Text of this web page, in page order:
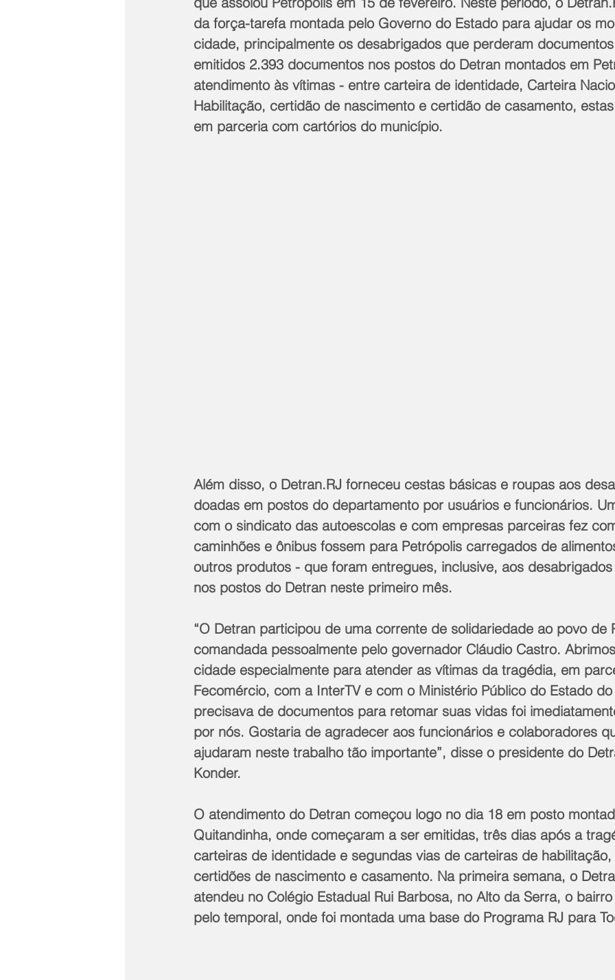
da força-tarefa montada pelo Governo do Estado para ajudar os
cidade, principalmente os desabrigados que perderam
emitidos 2.393 documentos nos postos do Detran montados em
atendimento às vítimas - entre carteira de identidade, Carteira
Habilitação, certidão de nascimento e certidão de casamento,
em parceria com cartórios do município.
Além disso, o Detran.RJ forneceu cestas básicas e roupas aos
doadas em postos do departamento por usuários e funcionários.
com o sindicato das autoescolas e com empresas parceiras fez
caminhões e ônibus fossem para Petrópolis carregados de
outros produtos - que foram entregues, inclusive, aos
nos postos do Detran neste primeiro mês.
“O Detran participou de uma corrente de solidariedade ao povo de
comandada pessoalmente pelo governador Cláudio Castro.
cidade especialmente para atender as vítimas da tragédia, em
Fecomércio, com a InterTV e com o Ministério Público do Estado
precisava de documentos para retomar suas vidas foi
por nós. Gostaria de agradecer aos funcionários e colaboradores
ajudaram neste trabalho tão importante”, disse o presidente do
Konder.
O atendimento do Detran começou logo no dia 18 em posto
Quitandinha, onde começaram a ser emitidas, três dias após a
carteiras de identidade e segundas vias de carteiras de
certidões de nascimento e casamento. Na primeira semana, o
atendeu no Colégio Estadual Rui Barbosa, no Alto da Serra, o
pelo temporal, onde foi montada uma base do Programa RJ para